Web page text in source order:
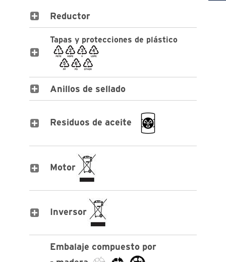
Reductor
Tapas y protecciones de plástico
Anillos de sellado
Residuos de aceite
Motor
Inversor
Embalaje compuesto por